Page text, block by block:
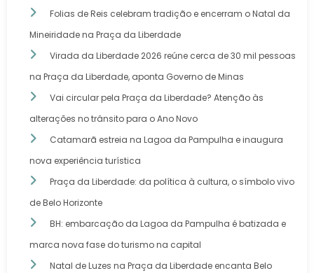
Folias de Reis celebram tradição e encerram o Natal da
Mineiridade na Praça da Liberdade
Virada da Liberdade 2026 reúne cerca de 30 mil pessoas
na Praça da Liberdade, aponta Governo de Minas
Vai circular pela Praça da Liberdade? Atenção às
alterações no trânsito para o Ano Novo
Catamarã estreia na Lagoa da Pampulha e inaugura
nova experiência turística
Praça da Liberdade: da política à cultura, o símbolo vivo
de Belo Horizonte
BH: embarcação da Lagoa da Pampulha é batizada e
marca nova fase do turismo na capital
Natal de Luzes na Praça da Liberdade encanta Belo